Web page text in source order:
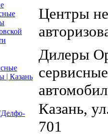
Центры
| Казань
Дилеры
Казань,
701